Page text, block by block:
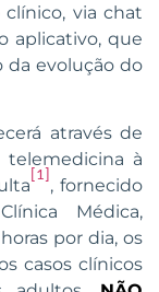
via chat
aplicativo, que
evolução do
através de
à
[1] , fornecido
Médica,
por dia, os
casos clínicos